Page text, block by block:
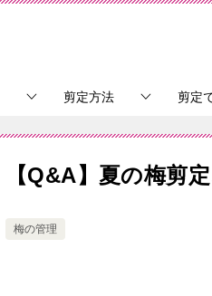
剪定方法 剪定
【Q&A】夏の梅剪
梅の管理